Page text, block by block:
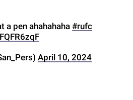
a pen ahahahaha #rufc
April 10, 2024